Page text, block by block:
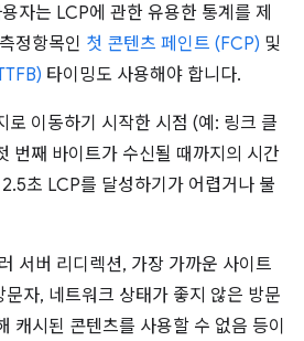
자는 LCP에 관한 유용한 통계를 제
정항목인 첫 콘텐츠 페인트 (FCP) 및
타이밍도 사용해야 합니다.
로 이동하기 시작한 시점 (예: 링크 클
번째 바이트가 수신될 때까지의 시간
초 LCP를 달성하기가 어렵거나 불
서버 리디렉션, 가장 가까운 사이트
자, 네트워크 상태가 좋지 않은 방문
캐시된 콘텐츠를 사용할 수 없음 등이